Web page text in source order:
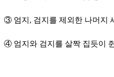
③ 엄지, 검지를 제외한 나머지
④ 엄지와 검지를 살짝 집듯이